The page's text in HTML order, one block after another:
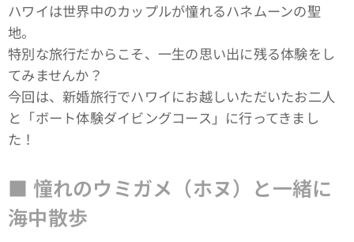
ハワイは世界中のカップルが憧れるハネムーンの聖
地。
特別な旅行だからこそ、一生の思い出に残る体験をし
てみませんか？
今回は、新婚旅行でハワイにお越しいただいたお二人
と「ボート体験ダイビングコース」に行ってきまし
た！
■ 憧れのウミガメ（ホヌ）と一緒に
海中散歩